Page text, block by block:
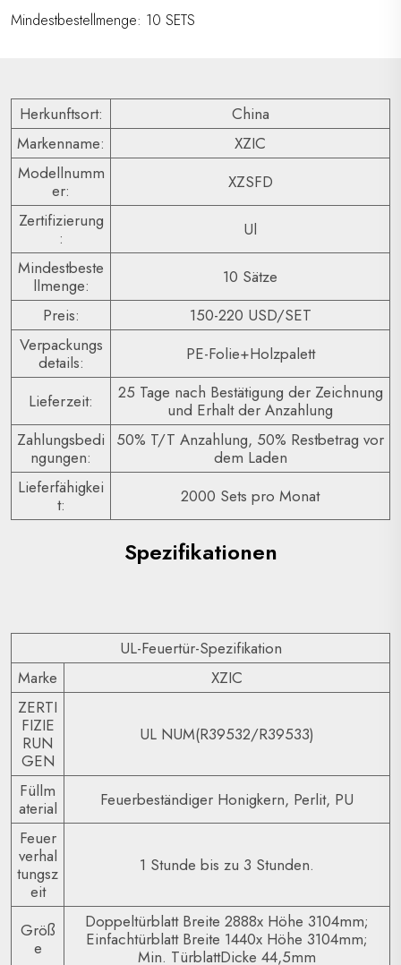
Mindestbestellmenge: 10 SETS
Herkunftsort:
China
Markenname:
XZIC
Modellnumm
er:
XZSFD
Zertifizierung
:
Ul
Mindestbeste
llmenge:
10 Sätze
Preis:
150-220 USD/SET
Verpackungs
details:
PE-Folie+Holzpalett
Lieferzeit:
25 Tage nach Bestätigung der Zeichnung
und Erhalt der Anzahlung
Zahlungsbedi
ngungen:
50% T/T Anzahlung, 50% Restbetrag vor
dem Laden
Lieferfähigkei
t:
2000 Sets pro Monat
Spezifikationen
UL-Feuertür-Spezifikation
Marke
XZIC
ZERTI
FIZIE
RUN
GEN
UL NUM(R39532/R39533)
Füllm
aterial
Feuerbeständiger Honigkern, Perlit, PU
Feuer
verhal
tungsz
eit
1 Stunde bis zu 3 Stunden.
Größ
e
Doppeltürblatt Breite 2888x Höhe 3104mm;
Einfachtürblatt Breite 1440x Höhe 3104mm;
Min. TürblattDicke 44,5mm